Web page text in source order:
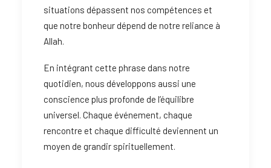
situations dépassent nos compétences et
que notre bonheur dépend de notre reliance à
Allah.
En intégrant cette phrase dans notre
quotidien, nous développons aussi une
conscience plus profonde de l’équilibre
universel. Chaque événement, chaque
rencontre et chaque difficulté deviennent un
moyen de grandir spirituellement.